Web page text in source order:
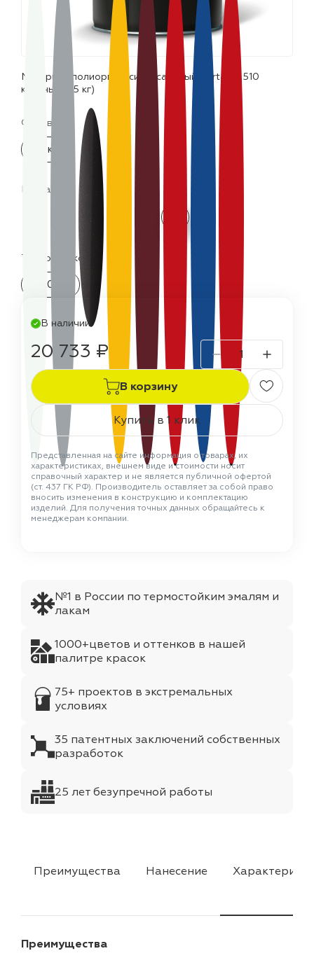
Материал полиорганосилоксановый Certacor 510
красный (25 кг)
Фасовка:
25 кг
Цвета:
Термостойкость:
400 °C
В наличии
20 733 ₽
В корзину
Купить в 1 клик
Представленная на сайте информация о товарах, их
характеристиках, внешнем виде и стоимости носит
справочный характер и не является публичной офертой
(ст. 437 ГК РФ). Производитель оставляет за собой право
вносить изменения в конструкцию и комплектацию
изделий. Для получения точных данных обращайтесь к
менеджерам компании.
№1 в России по термостойким эмалям и
лакам
1000+цветов и оттенков в нашей
палитре красок
75+ проектов в экстремальных
условиях
35 патентных заключений собственных
разработок
25 лет безупречной работы
Преимущества Нанесение
Преимущества